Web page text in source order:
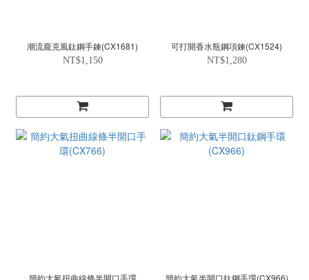
潮流龐克風鈦鋼手鍊(CX1681)
NT$1,150
可打開香水瓶鋼項鍊(CX1524)
NT$1,280
簡約大氣扭曲線條半開口手環 簡約大氣半開口鈦鋼手環(CX966)